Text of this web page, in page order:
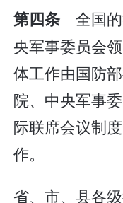
第四条 全国
央军事委员会
体工作由国防
院、中央军事
际联席会议制
作。
省、市、县各